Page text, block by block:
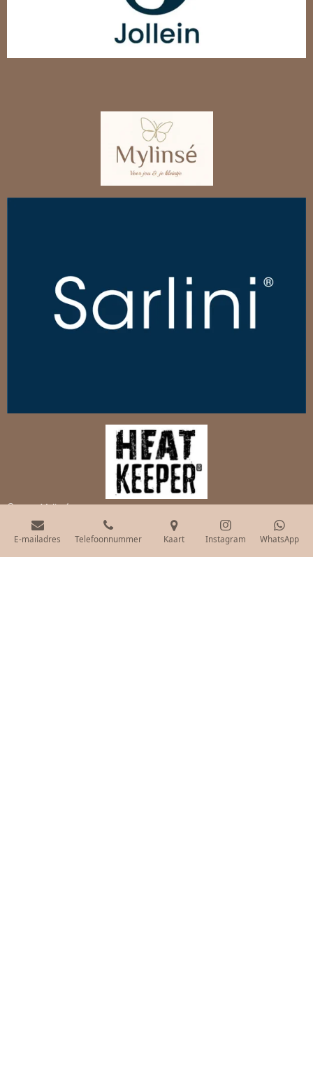
© 2019 Mylinsé
Powered by
E-mailadres
Telefoonnummer Kaart Instagram WhatsApp